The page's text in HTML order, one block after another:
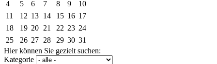
4
5 6 7 8 9
10
11
12 13 14 15 16 17
18
19 20 21 22 23 24
25
26 27 28 29 30 31
Hier können Sie gezielt suchen:
Kategorie